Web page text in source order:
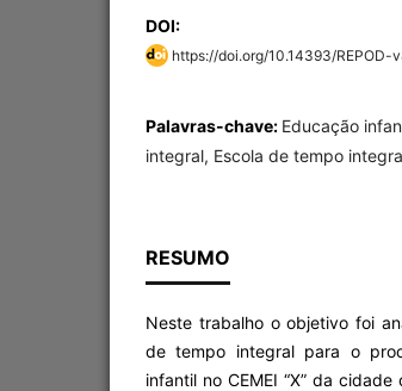
DOI:
https://doi.org/10.14393/REPOD-
Palavras-chave: Educação
integral, Escola de tempo
RESUMO
Neste trabalho o objetivo foi
de tempo integral para o
infantil no CEMEI “X” da